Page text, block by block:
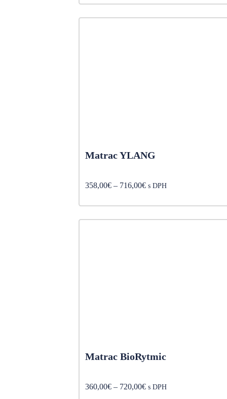
333,00€
through
Matrac YLANG
358,00€ – 716,00€Price
358,00€
through
s DPH
Matrac BioRytmic
360,00€ – 720,00€Price
s DPH